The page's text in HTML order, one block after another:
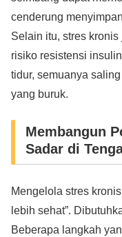
cenderung
Selain itu, stres
risiko resistensi
tidur, semuanya
yang buruk.
Membangun
Sadar di
Mengelola stres
lebih sehat”.
Beberapa langkah